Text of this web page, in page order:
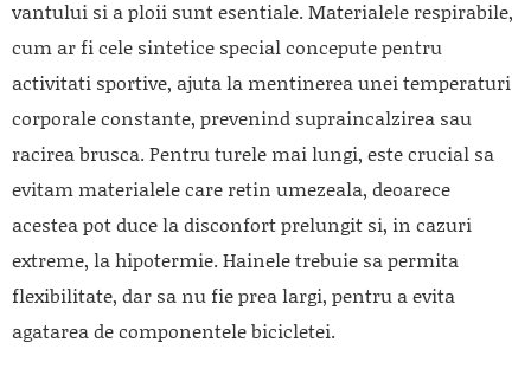
vantului si a ploii sunt esentiale. Materialele respirabile,
cum ar fi cele sintetice special concepute pentru
activitati sportive, ajuta la mentinerea unei temperaturi
corporale constante, prevenind supraincalzirea sau
racirea brusca. Pentru turele mai lungi, este crucial sa
evitam materialele care retin umezeala, deoarece
acestea pot duce la disconfort prelungit si, in cazuri
extreme, la hipotermie. Hainele trebuie sa permita
flexibilitate, dar sa nu fie prea largi, pentru a evita
agatarea de componentele bicicletei.